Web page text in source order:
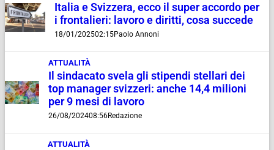
Italia e Svizzera, ecco il super accordo per
i frontalieri: lavoro e diritti, cosa succede
18/01/202502:15Paolo Annoni
ATTUALITÀ
Il sindacato svela gli stipendi stellari dei
top manager svizzeri: anche 14,4 milioni
per 9 mesi di lavoro
26/08/202408:56Redazione
ATTUALITÀ